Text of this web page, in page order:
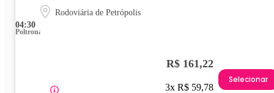
04:30
Rodoviária de Petrópolis
Poltrona
R$ 161,22
3x R$ 59,78
Selecionar